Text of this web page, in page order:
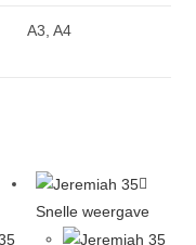
A3, A4
Snelle weergave